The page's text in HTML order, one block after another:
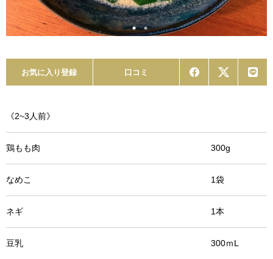
お気に入り登録 口コミ
《2~3人前》
鶏もも肉 300g
なめこ 1袋
ネギ 1本
豆乳 300ｍL